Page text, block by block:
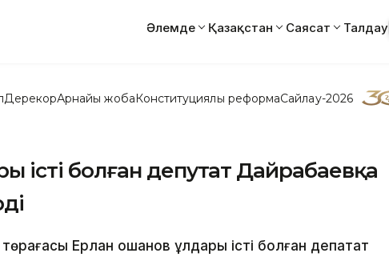
Әлемде Қазақстан Саясат Талдау
ДерекқорАрнайы жобаКонституциялық реформаСайлау-2026
істі болған депутат Дайрабаевқа
Ерлан Қошанов ұлдары істі болған депатат